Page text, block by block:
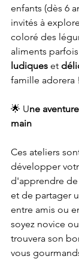
enfants (dès 6
invités à
coloré des
aliments
ludiques et
famille adorera !
🌟 Une
main
Ces ateliers
développer
d'apprendre
et de partager
entre amis ou
soyez novice
trouvera son
vous